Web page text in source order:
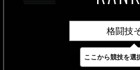
格闘技
最新 24時
ここから競技を選